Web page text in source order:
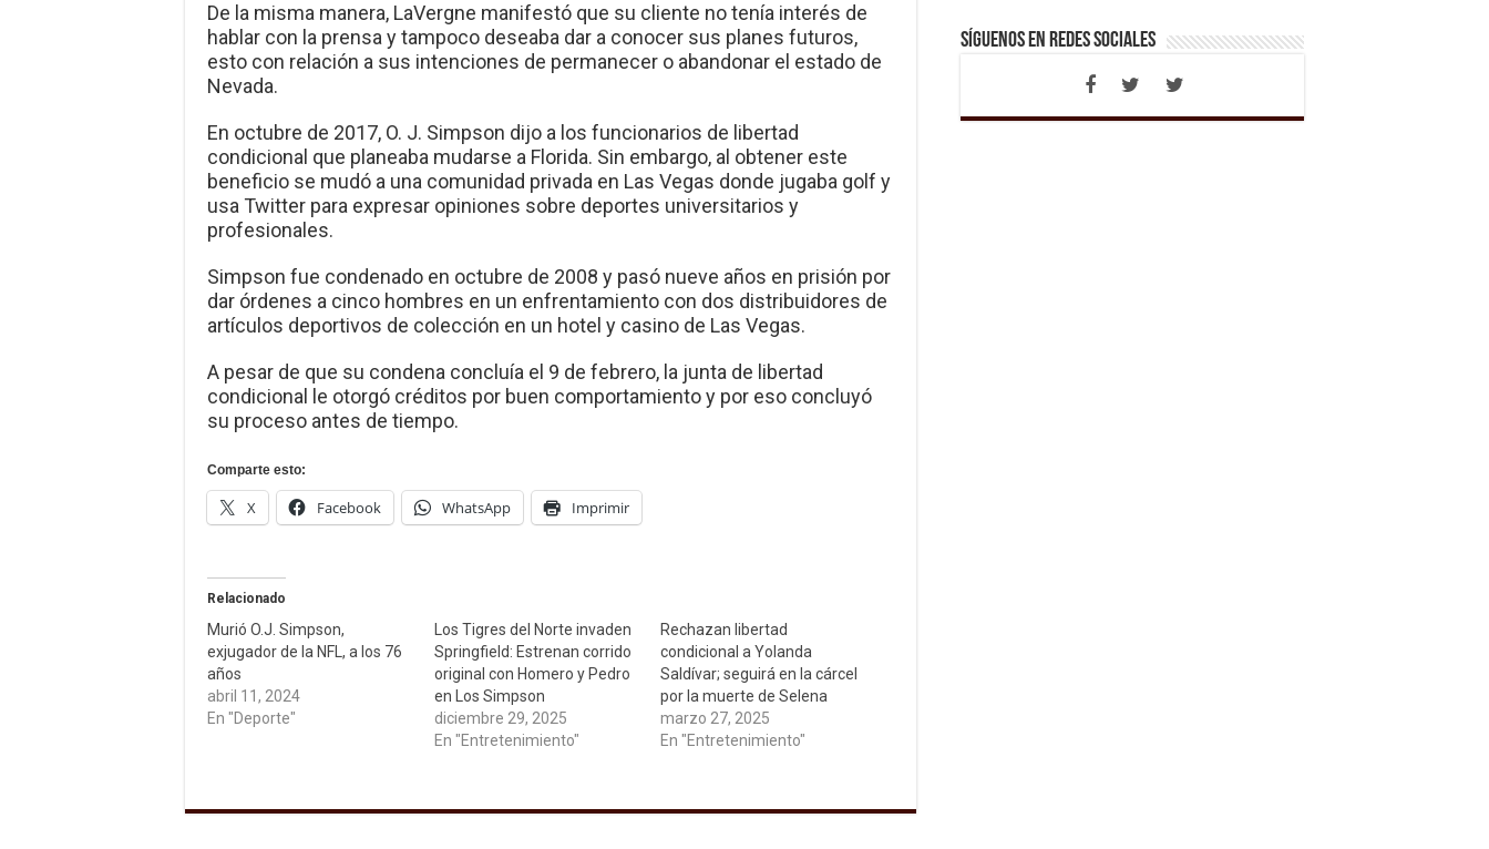
De la misma manera, LaVergne manifestó que su cliente no tenía interés de
hablar con la prensa y tampoco deseaba dar a conocer sus planes futuros,
esto con relación a sus intenciones de permanecer o abandonar el estado de
Nevada.
En octubre de 2017, O. J. Simpson dijo a los funcionarios de libertad
condicional que planeaba mudarse a Florida. Sin embargo, al obtener este
beneficio se mudó a una comunidad privada en Las Vegas donde jugaba golf y
usa Twitter para expresar opiniones sobre deportes universitarios y
profesionales.
Simpson fue condenado en octubre de 2008 y pasó nueve años en prisión por
dar órdenes a cinco hombres en un enfrentamiento con dos distribuidores de
artículos deportivos de colección en un hotel y casino de Las Vegas.
A pesar de que su condena concluía el 9 de febrero, la junta de libertad
condicional le otorgó créditos por buen comportamiento y por eso concluyó
su proceso antes de tiempo.
Comparte esto:
X Facebook WhatsApp Imprimir
Relacionado
Murió O.J. Simpson,
exjugador de la NFL, a los 76
años
abril 11, 2024
En "Deporte"
Los Tigres del Norte invaden
Springfield: Estrenan corrido
original con Homero y Pedro
en Los Simpson
diciembre 29, 2025
En "Entretenimiento"
Rechazan libertad
condicional a Yolanda
Saldívar; seguirá en la cárcel
por la muerte de Selena
marzo 27, 2025
En "Entretenimiento"
Síguenos en Redes Sociales